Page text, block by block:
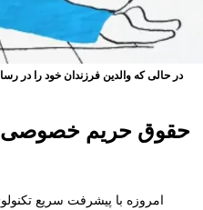
در حالی که والدین فرزندان خود را در
حقوق حریم خصوصی
امروزه با پیشرفت سریع